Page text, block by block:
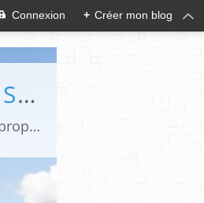
Connexion + Créer mon blog
DIFFÉRENCES (LE BLOG DE CAPHI CONSACRÉ À LA TRANSIDENTITE ET L'INTERSEXUATION)
Revues de presse et de blogs par une journaliste transgenre qui traite de la TRANSIDENTITE (appelée improprement "transsexualité").Le blog "Différences" est devenu aujourd'hui une REFERENCE FRANCOPHONE sur la TRANSIDENTITE